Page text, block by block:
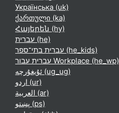
Українська ‎(uk)‎
ქართული ‎(ka)‎
Հայերեն ‎(hy)‎
עברית ‎(he)‎
עברית בתי־ספר ‎(he_kids)‎
עברית עבור Workplace ‎(he_wp)‎
ئۇيغۇرچە ‎(ug_ug)‎
اردو ‎(ur)‎
العربية ‎(ar)‎
پښتو ‎(ps)‎